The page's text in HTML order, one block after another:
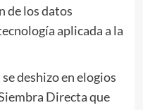
de los datos
aplicada a la
deshizo en elogios
Directa que